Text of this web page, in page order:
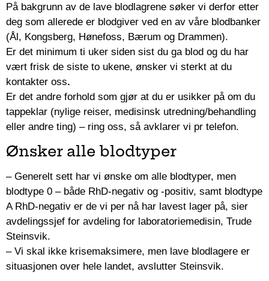
På bakgrunn av de lave blodlagrene søker vi derfor etter
deg som allerede er blodgiver ved en av våre blodbanker
(Ål, Kongsberg, Hønefoss, Bærum og Drammen).
Er det minimum ti uker siden sist du ga blod og du har
vært frisk de siste to ukene, ønsker vi sterkt at du
kontakter oss.
Er det andre forhold som gjør at du er usikker på om du
tappeklar (nylige reiser, medisinsk utredning/behandling
eller andre ting) – ring oss, så avklarer vi pr telefon.
Ønsker alle blodtyper
– Generelt sett har vi ønske om alle blodtyper, men
blodtype 0 – både RhD-negativ og -positiv, samt blodtype
A RhD-negativ er de vi per nå har lavest lager på, sier
avdelingssjef for avdeling for laboratoriemedisin, Trude
Steinsvik.​
– ​Vi skal ikke krisemaksimere, men lave blodlagere er
situasjonen over hele landet, avslutter Steinsvik.